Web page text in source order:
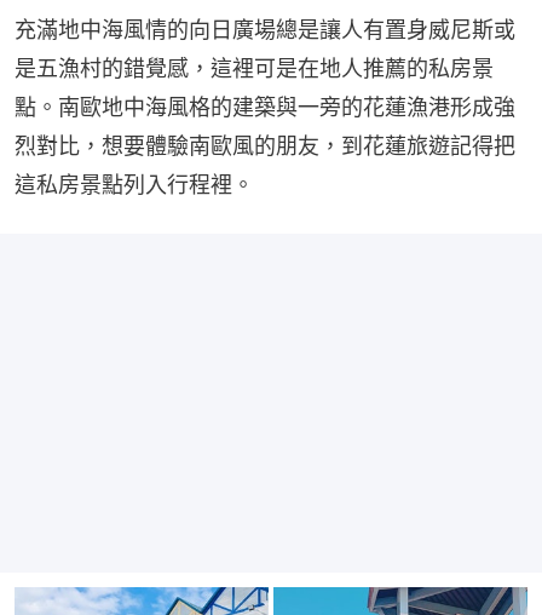
充滿地中海風情的向日廣場總是讓人有置身威尼斯或
是五漁村的錯覺感，這裡可是在地人推薦的私房景
點。南歐地中海風格的建築與一旁的花蓮漁港形成強
烈對比，想要體驗南歐風的朋友，到花蓮旅遊記得把
這私房景點列入行程裡。